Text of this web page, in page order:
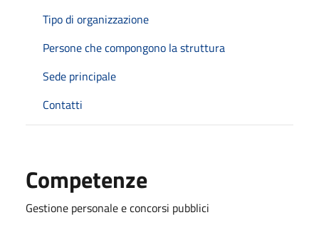
Tipo di organizzazione
Persone che compongono la struttura
Sede principale
Contatti
Competenze
Gestione personale e concorsi pubblici